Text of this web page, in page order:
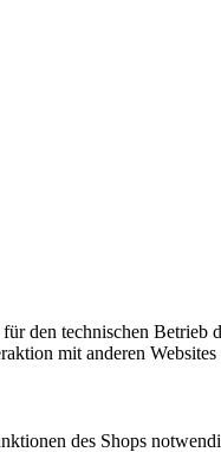
den technischen
mit anderen
des Shops